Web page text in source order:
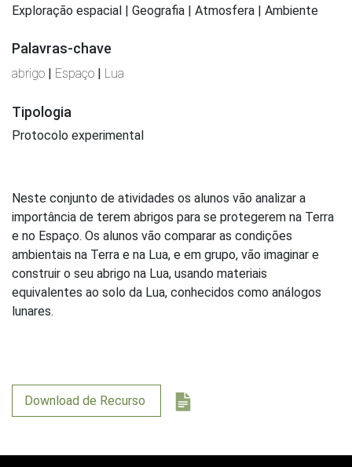
Exploração espacial | Geografia | Atmosfera | Ambiente
Palavras-chave
abrigo | Espaço | Lua
Tipologia
Protocolo experimental
Neste conjunto de atividades os alunos vão analizar a
importância de terem abrigos para se protegerem na Terra
e no Espaço. Os alunos vão comparar as condições
ambientais na Terra e na Lua, e em grupo, vão imaginar e
construir o seu abrigo na Lua, usando materiais
equivalentes ao solo da Lua, conhecidos como análogos
lunares.
Download de Recurso